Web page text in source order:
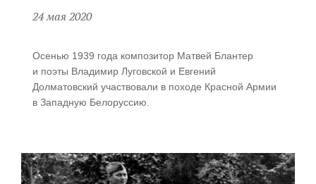
24 мая 2020
Осенью 1939 года композитор Матвей Блантер
и поэты Владимир Луговской и Евгений
Долматовский участвовали в походе Красной Армии
в Западную Белоруссию.